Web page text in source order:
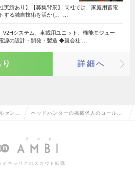
実績あり】【募集背景】 同社では、家庭用蓄電
する独自技術を活かし、…
V2Hシステム、車載用ユニット、機能モジュー
源の設計・開発・製造 ◆親会社:…
詳細へ
センタ ヘッドハンターの掲載求人のコールセ
覧
イキャリアのスカウト転職